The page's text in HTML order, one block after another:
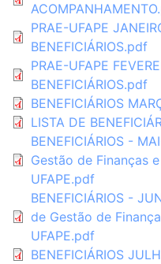
PRAE-UFAPE
BENEFICIÁRIOS.pdf
PRAE-UFAPE
BENEFICIÁRIOS.pdf
BENEFICIÁRIOS
LISTA DE
BENEFICIÁRIOS -
Gestão de Finanças
UFAPE.pdf
BENEFICIÁRIOS -
de Gestão de
UFAPE.pdf
BENEFICIÁRIOS